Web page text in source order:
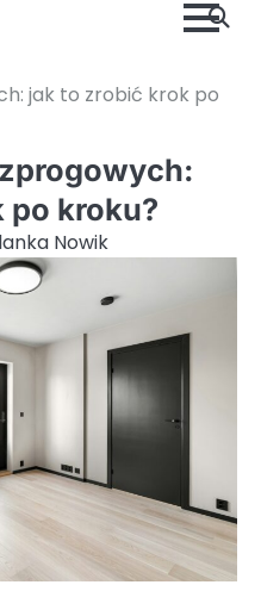
jak to zrobić krok po
po kroku?
Nowik